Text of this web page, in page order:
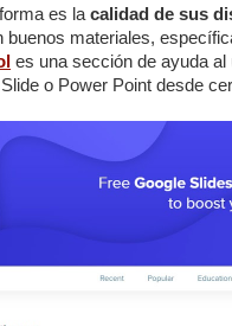
es la calidad de sus
buenos materiales,
es una sección de ayuda
o Power Point desde